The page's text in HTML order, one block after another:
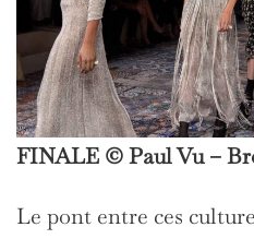
FINALE © Paul Vu –
Le pont entre ces